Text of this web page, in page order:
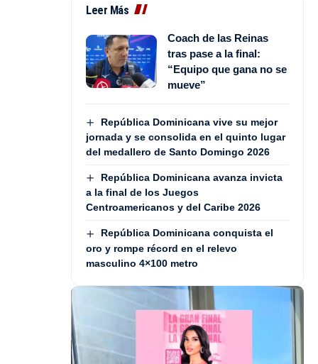
Leer Más
Coach de las Reinas
tras pase a la final:
“Equipo que gana no se
mueve”
República Dominicana vive su mejor
jornada y se consolida en el quinto lugar
del medallero de Santo Domingo 2026
República Dominicana avanza invicta
a la final de los Juegos
Centroamericanos y del Caribe 2026
República Dominicana conquista el
oro y rompe récord en el relevo
masculino 4×100 metro